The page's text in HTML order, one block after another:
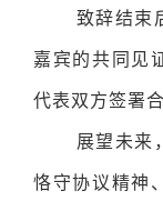
致辞结束
嘉宾的共同见
代表双方签署
展望未来
恪守协议精神